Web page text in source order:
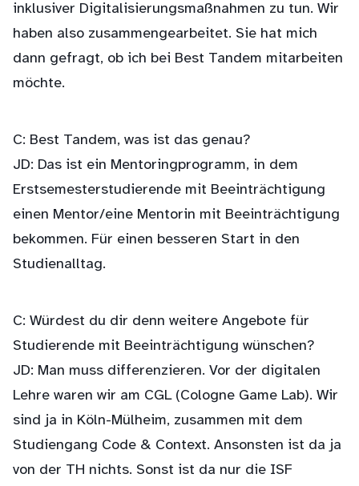
inklusiver Digitalisierungsmaßnahmen zu tun. Wir
haben also zusammengearbeitet. Sie hat mich
dann gefragt, ob ich bei Best Tandem mitarbeiten
möchte.
C: Best Tandem, was ist das genau?
JD: Das ist ein Mentoringprogramm, in dem
Erstsemesterstudierende mit Beeinträchtigung
einen Mentor/eine Mentorin mit Beeinträchtigung
bekommen. Für einen besseren Start in den
Studienalltag.
C: Würdest du dir denn weitere Angebote für
Studierende mit Beeinträchtigung wünschen?
JD: Man muss differenzieren. Vor der digitalen
Lehre waren wir am CGL (Cologne Game Lab). Wir
sind ja in Köln-Mülheim, zusammen mit dem
Studiengang Code & Context. Ansonsten ist da ja
von der TH nichts. Sonst ist da nur die ISF